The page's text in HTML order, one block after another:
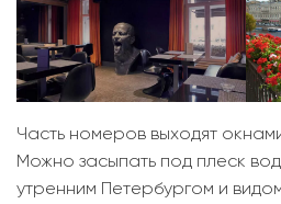
Часть номеров выходят
Можно засыпать под плеск
утренним Петербургом и